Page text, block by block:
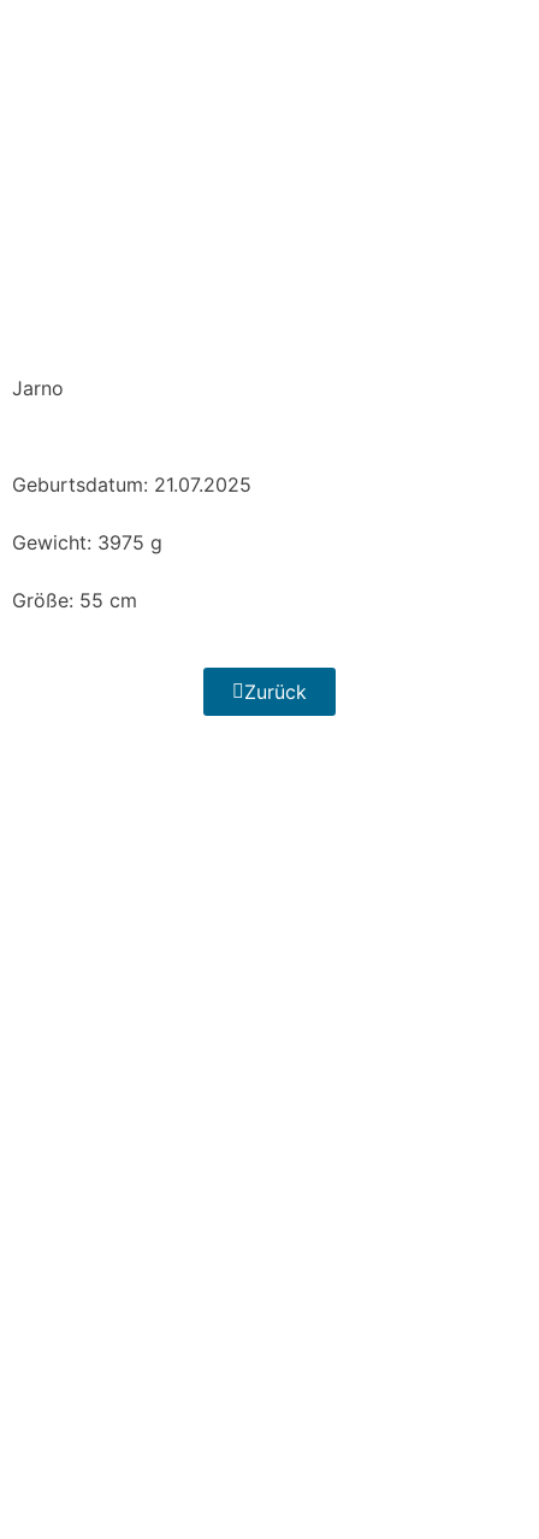
Jarno
Geburtsdatum: 21.07.2025
Gewicht: 3975 g
Größe: 55 cm
Zurück